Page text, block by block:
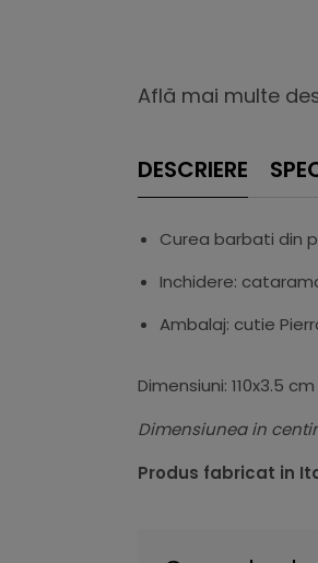
Află mai multe
DESCRIERE
Curea barbati din
Inchidere:
Ambalaj: cutie
Dimensiuni: 110x3.5
Dimensiunea in
Produs fabricat in